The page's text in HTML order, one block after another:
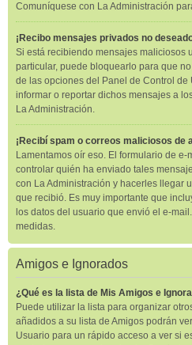
Comuníquese con La Administración
¡Recibo mensajes privados no
Si está recibiendo mensajes maliciosos
particular, puede bloquearlo para que
de las opciones del Panel de Control
informar o reportar dichos mensajes a
La Administración.
¡Recibí spam o correos maliciosos de
Lamentamos oír eso. El formulario de
controlar quién ha enviado tales
con La Administración y hacerles llegar
que recibió. Es muy importante que
los datos del usuario que envió el e-
medidas.
Amigos e Ignorados
¿Qué es la lista de Mis Amigos e
Puede utilizar la lista para organizar
añadidos a su lista de Amigos podrán
Usuario para un rápido acceso a ver si